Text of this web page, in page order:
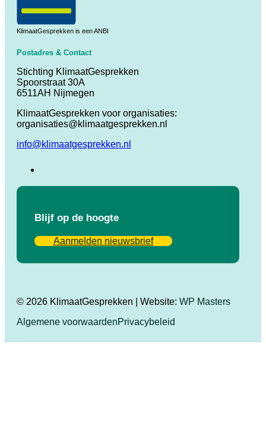
KlimaatGesprekken is een ANBI
Postadres & Contact
Stichting KlimaatGesprekken
Spoorstraat 30A
6511AH Nijmegen
KlimaatGesprekken voor organisaties:
organisaties@klimaatgesprekken.nl
info@klimaatgesprekken.nl
Blijf op de hoogte
Aanmelden nieuwsbrief
© 2026 KlimaatGesprekken | Website: WP Masters
Algemene voorwaardenPrivacybeleid